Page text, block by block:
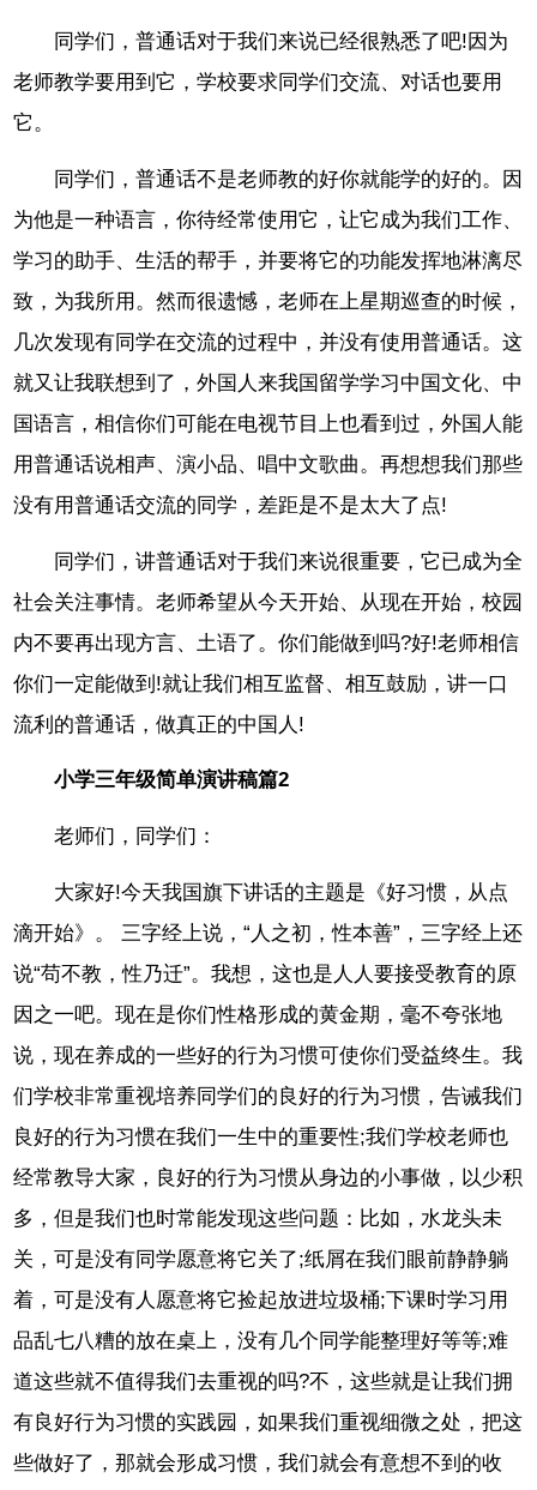
同学们，普通话对于我们来说已经很熟悉了吧!因为
老师教学要用到它，学校要求同学们交流、对话也要用
它。
同学们，普通话不是老师教的好你就能学的好的。因
为他是一种语言，你待经常使用它，让它成为我们工作、
学习的助手、生活的帮手，并要将它的功能发挥地淋漓尽
致，为我所用。然而很遗憾，老师在上星期巡查的时候，
几次发现有同学在交流的过程中，并没有使用普通话。这
就又让我联想到了，外国人来我国留学学习中国文化、中
国语言，相信你们可能在电视节目上也看到过，外国人能
用普通话说相声、演小品、唱中文歌曲。再想想我们那些
没有用普通话交流的同学，差距是不是太大了点!
同学们，讲普通话对于我们来说很重要，它已成为全
社会关注事情。老师希望从今天开始、从现在开始，校园
内不要再出现方言、土语了。你们能做到吗?好!老师相信
你们一定能做到!就让我们相互监督、相互鼓励，讲一口
流利的普通话，做真正的中国人!
小学三年级简单演讲稿篇2
老师们，同学们：
大家好!今天我国旗下讲话的主题是《好习惯，从点
滴开始》。 三字经上说，“人之初，性本善”，三字经上还
说“苟不教，性乃迁”。我想，这也是人人要接受教育的原
因之一吧。现在是你们性格形成的黄金期，毫不夸张地
说，现在养成的一些好的行为习惯可使你们受益终生。我
们学校非常重视培养同学们的良好的行为习惯，告诫我们
良好的行为习惯在我们一生中的重要性;我们学校老师也
经常教导大家，良好的行为习惯从身边的小事做，以少积
多，但是我们也时常能发现这些问题：比如，水龙头未
关，可是没有同学愿意将它关了;纸屑在我们眼前静静躺
着，可是没有人愿意将它捡起放进垃圾桶;下课时学习用
品乱七八糟的放在桌上，没有几个同学能整理好等等;难
道这些就不值得我们去重视的吗?不，这些就是让我们拥
有良好行为习惯的实践园，如果我们重视细微之处，把这
些做好了，那就会形成习惯，我们就会有意想不到的收